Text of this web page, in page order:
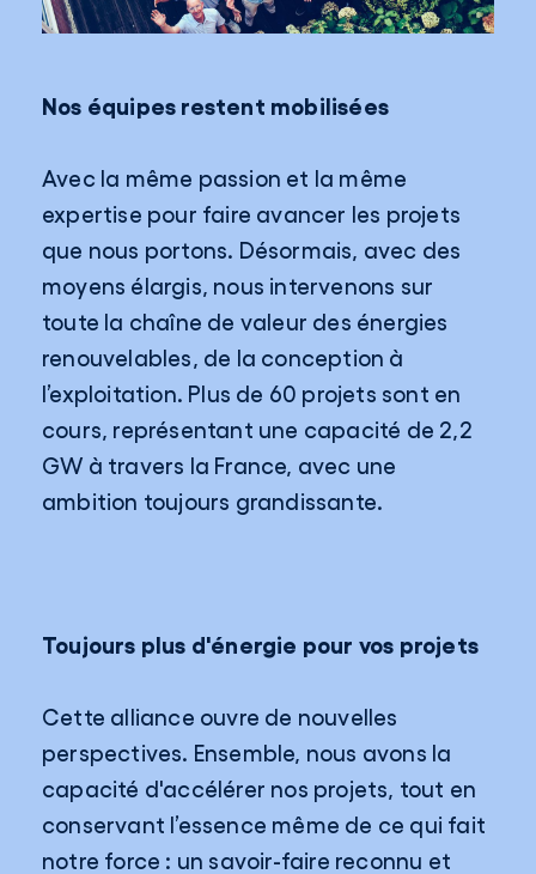
Nos équipes restent mobilisées
Avec la même passion et la même
expertise pour faire avancer les projets
que nous portons. Désormais, avec des
moyens élargis, nous intervenons sur
toute la chaîne de valeur des énergies
renouvelables, de la conception à
l’exploitation. Plus de 60 projets sont en
cours, représentant une capacité de 2,2
GW à travers la France, avec une
ambition toujours grandissante.
Toujours plus d'énergie pour vos projets
Cette alliance ouvre de nouvelles
perspectives. Ensemble, nous avons la
capacité d'accélérer nos projets, tout en
conservant l’essence même de ce qui fait
notre force : un savoir-faire reconnu et